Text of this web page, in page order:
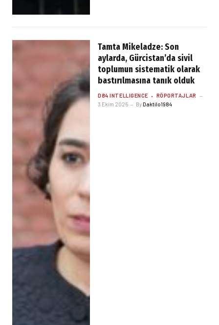
Tamta Mikeladze: Son
aylarda, Gürcistan’da sivil
toplumun sistematik olarak
bastırılmasına tanık olduk
D84 INTELLIGENCE
RÖPORTAJLAR
3 Ekim 2025
ByDaktilo1984